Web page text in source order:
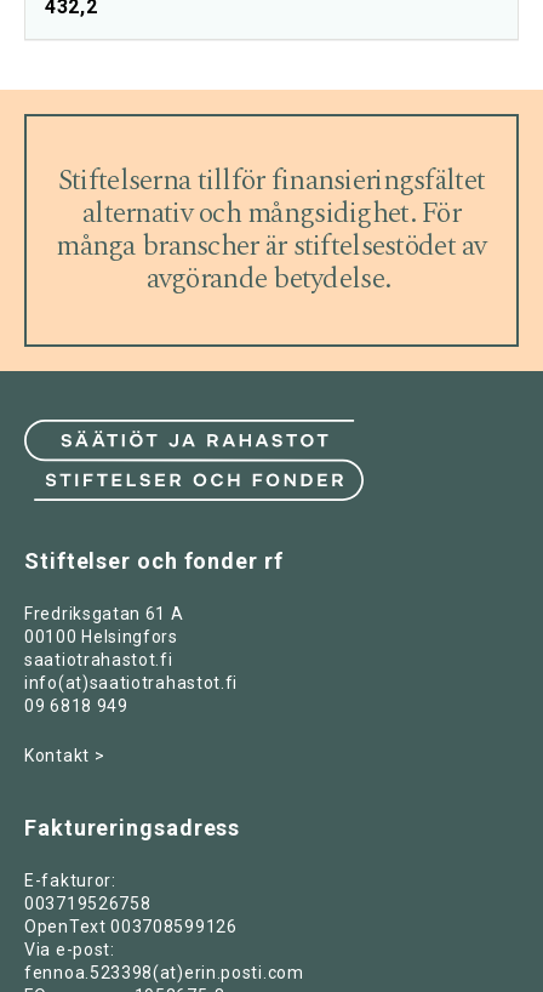
432,2
Stiftelserna tillför finansieringsfältet
alternativ och mångsidighet. För
många branscher är stiftelsestödet av
avgörande betydelse.
Stiftelser och fonder rf
Fredriksgatan 61 A
00100 Helsingfors
saatiotrahastot.fi
info(at)saatiotrahastot.fi
09 6818 949
Kontakt >
Faktureringsadress
E-fakturor:
003719526758
OpenText 003708599126
Via e-post:
fennoa.523398(at)erin.posti.com